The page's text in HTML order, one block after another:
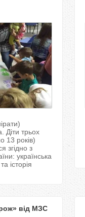
Діти трьох
13 років)
згідно з
українська
історія
від МЗС